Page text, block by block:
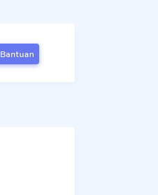
Bantuan